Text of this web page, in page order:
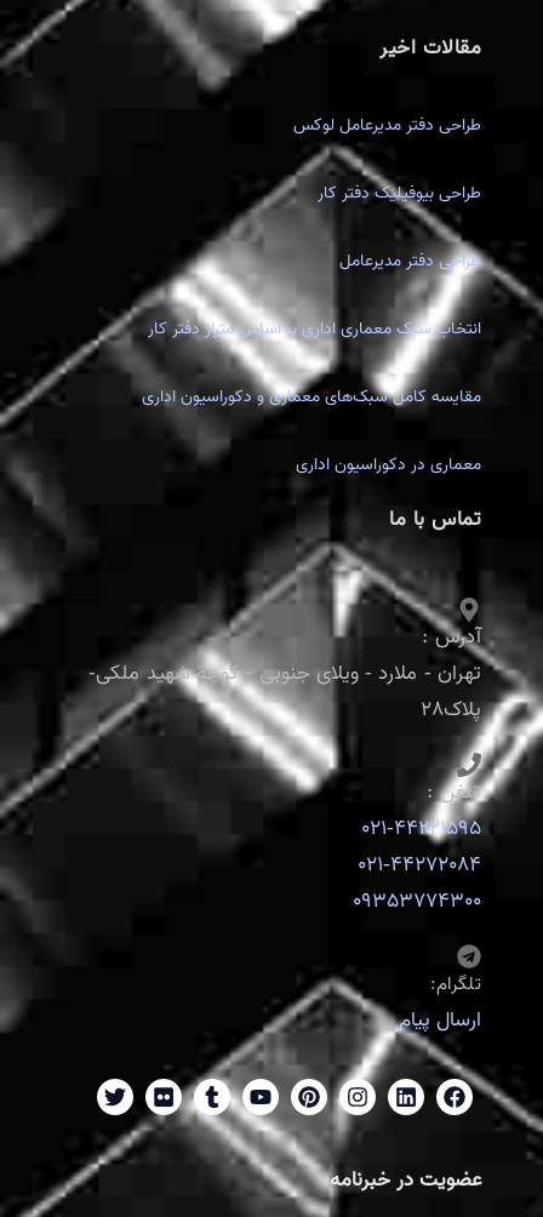
مقالات اخیر
طراحی دفتر مدیرعامل لوکس
طراحی بیوفیلیک دفتر کار
طراحی دفتر مدیرعامل
انتخاب سبک معماری اداری بر اساس متراژ دفتر کار
مقایسه کامل سبک‌های معماری و دکوراسیون اداری
معماری در دکوراسیون اداری
تماس با ما
آدرس :
تهران - ملارد - ویلای جنوبی - کوچه شهید ملکی-
پلاک28
تلفن :
021-44221595
021-44272084
09353774300
تلگرام:
ارسال پیام
عضویت در خبرنامه